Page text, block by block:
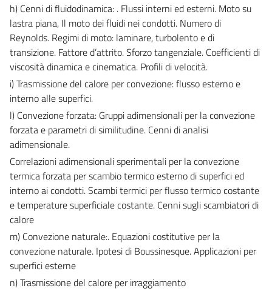
h) Cenni di fluidodinamica: . Flussi interni ed esterni. Moto su
lastra piana, Il moto dei fluidi nei condotti. Numero di
Reynolds. Regimi di moto: laminare, turbolento e di
transizione. Fattore d’attrito. Sforzo tangenziale. Coefficienti di
viscosità dinamica e cinematica. Profili di velocità.
i) Trasmissione del calore per convezione: flusso esterno e
interno alle superfici.
l) Convezione forzata: Gruppi adimensionali per la convezione
forzata e parametri di similitudine. Cenni di analisi
adimensionale.
Correlazioni adimensionali sperimentali per la convezione
termica forzata per scambio termico esterno di superfici ed
interno ai condotti. Scambi termici per flusso termico costante
e temperature superficiale costante. Cenni sugli scambiatori di
calore
m) Convezione naturale:. Equazioni costitutive per la
convezione naturale. Ipotesi di Boussinesque. Applicazioni per
superfici esterne
n) Trasmissione del calore per irraggiamento